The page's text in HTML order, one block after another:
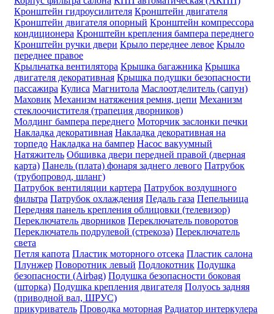
Кронштейн гидроусилителя Кронштейн двигателя
Кронштейн двигателя опорный Кронштейн компрессора
кондиционера Кронштейн крепления бампера переднего
Кронштейн ручки двери Крыло переднее левое Крыло
переднее правое
Крыльчатка вентилятора Крышка багажника Крышка
двигателя декоративная Крышка подушки безопасности
пассажира Кулиса Магнитола Маслоотделитель (сапун)
Маховик Механизм натяжения ремня, цепи Механизм
стеклоочистителя (трапеция дворников)
Молдинг бампера переднего Моторчик заслонки печки
Накладка декоративная Накладка декоративная на
торпедо Накладка на бампер Насос вакуумный
Натяжитель Обшивка двери передней правой (дверная
карта) Панель (плата) фонаря заднего левого Патрубок
(трубопровод, шланг)
Патрубок вентиляции картера Патрубок воздушного
фильтра Патрубок охлаждения Педаль газа Пепельница
Передняя панель крепления облицовки (телевизор)
Переключатель дворников Переключатель поворотов
Переключатель подрулевой (стрекоза) Переключатель
света
Петля капота Пластик моторного отсека Пластик салона
Плунжер Поворотник левый Подлокотник Подушка
безопасности (Airbag) Подушка безопасности боковая
(шторка) Подушка крепления двигателя Полуось задняя
(приводной вал, ШРУС)
прикуриватель Проводка моторная Радиатор интеркулера